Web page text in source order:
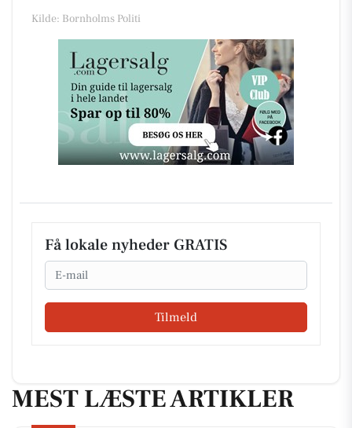
Kilde: Bornholms Politi
Få lokale nyheder GRATIS
Email
Tilmeld
MEST LÆSTE ARTIKLER